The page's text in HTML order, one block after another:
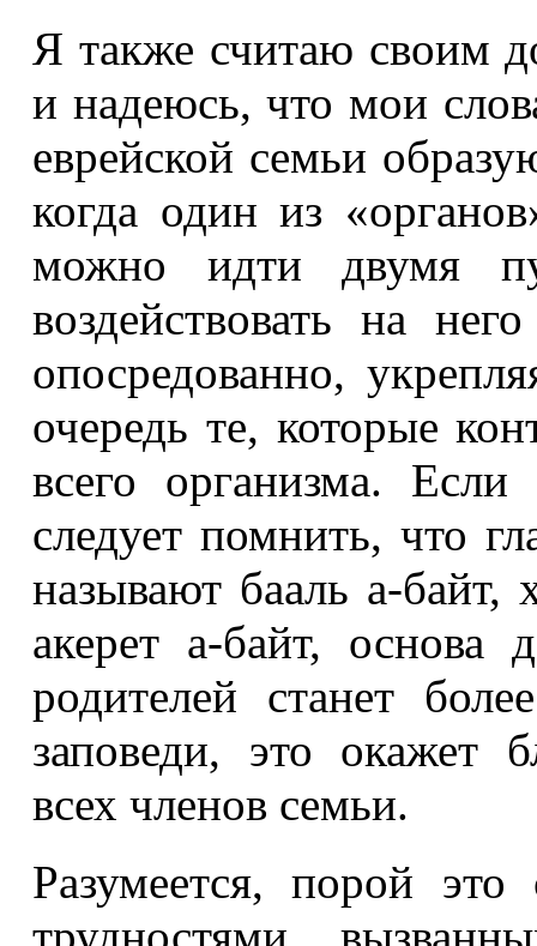
Я также считаю своим
и надеюсь, что мои
еврейской семьи
когда один из
можно идти двумя
воздействовать на
опосредованно,
очередь те, которые
всего организма.
следует помнить, что
называют бааль а-
акерет а-байт,
родителей станет
заповеди, это окажет
всех членов семьи.
Разумеется, порой
трудностями,